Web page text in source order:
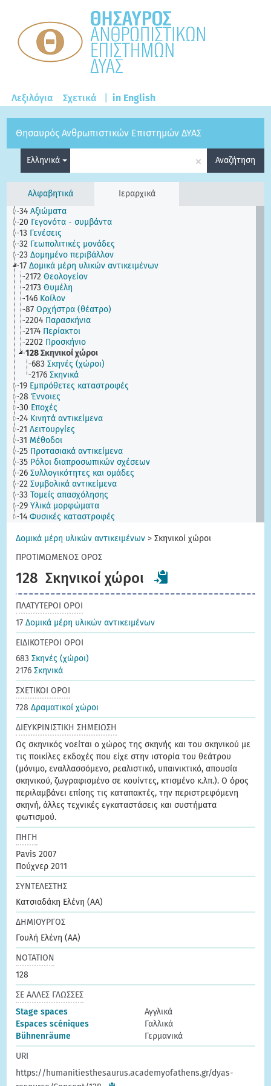
in English
Λεξιλόγια Σχετικά
Θησαυρός Ανθρωπιστικών Επιστημών ΔΥΑΣ
Ελληνικά × Αναζήτηση
Αλφαβητικά
Ιεραρχικά
34 Αξιώματα
20 Γεγονότα - συμβάντα
13 Γενέσεις
32 Γεωπολιτικές μονάδες
23 Δομημένο περιβάλλον
17 Δομικά μέρη υλικών αντικειμένων
2172 Θεολογείον
2173 Θυμέλη
146 Κοίλον
87 Ορχήστρα (θέατρο)
2204 Παρασκήνια
2174 Περίακτοι
2202 Προσκήνιο
128Σκηνικοί χώροι
683 Σκηνές (χώροι)
2176 Σκηνικά
19 Εμπρόθετες καταστροφές
28 Έννοιες
30 Εποχές
24 Κινητά αντικείμενα
21 Λειτουργίες
31 Μέθοδοι
25 Προτασιακά αντικείμενα
35 Ρόλοι διαπροσωπικών σχέσεων
26 Συλλογικότητες και ομάδες
22 Συμβολικά αντικείμενα
33 Τομείς απασχόλησης
29 Υλικά μορφώματα
14 Φυσικές καταστροφές
Δομικά μέρη υλικών αντικειμένων >Σκηνικοί χώροι
ΠΡΟΤΙΜΩΜΕΝΟΣ ΟΡΟΣ
128 Σκηνικοί χώροι
ΠΛΑΤΥΤΕΡΟΙ ΟΡΟΙ
17Δομικά μέρη υλικών αντικειμένων
ΕΙΔΙΚΟΤΕΡΟΙ ΟΡΟΙ
683Σκηνές (χώροι)
2176Σκηνικά
ΣΧΕΤΙΚΟΙ ΟΡΟΙ
728Δραματικοί χώροι
ΔΙΕΥΚΡΙΝΙΣΤΙΚΗ ΣΗΜΕΙΩΣΗ
Ως σκηνικός νοείται ο χώρος της σκηνής και του σκηνικού με
τις ποικίλες εκδοχές που είχε στην ιστορία του θεάτρου
(μόνιμο, εναλλασσόμενο, ρεαλιστικό, υπαινικτικό, απουσία
σκηνικού, ζωγραφισμένο σε κουίντες, κτισμένο κ.λπ.). Ο όρος
περιλαμβάνει επίσης τις καταπακτές, την περιστρεφόμενη
σκηνή, άλλες τεχνικές εγκαταστάσεις και συστήματα
φωτισμού.
ΠΗΓΗ
Pavis 2007
Πούχνερ 2011
ΣΥΝΤΕΛΕΣΤΗΣ
Κατσιαδάκη Ελένη (ΑΑ)
ΔΗΜΙΟΥΡΓΟΣ
Γουλή Ελένη (ΑΑ)
ΝΟΤΑΤΙΟΝ
128
ΣΕ ΑΛΛΕΣ ΓΛΩΣΣΕΣ
Stage spaces
Αγγλικά
Espaces scéniques
Γαλλικά
Bühnenräume
Γερμανικά
URI
https://humanitiesthesaurus.academyofathens.gr/dyas-